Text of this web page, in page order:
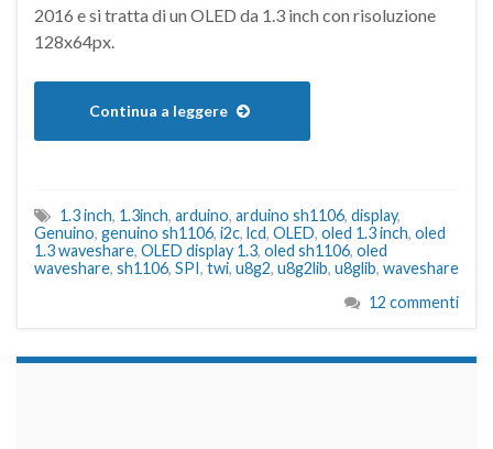
2016 e si tratta di un OLED da 1.3 inch con risoluzione
128x64px.
Continua a leggere
1.3 inch, 1.3inch, arduino, arduino sh1106, display,
Genuino, genuino sh1106, i2c, lcd, OLED, oled 1.3 inch, oled
1.3 waveshare, OLED display 1.3, oled sh1106, oled
waveshare, sh1106, SPI, twi, u8g2, u8g2lib, u8glib, waveshare
12 commenti